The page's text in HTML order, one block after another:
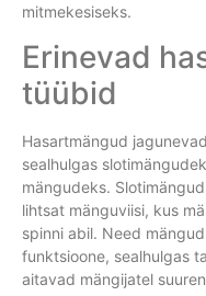
mitmekesiseks.
Erinevad
tüübid
Hasartmängud
sealhulgas
mängudeks.
lihtsat mänguviisi, kus
spinni abil. Need
funktsioone, sealhulgas
aitavad mängijatel